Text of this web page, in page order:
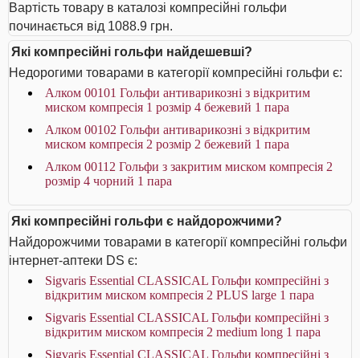
Вартість товару в каталозі компресійні гольфи
починається від 1088.9 грн.
Які компресійні гольфи найдешевші?
Недорогими товарами в категорії компресійні гольфи є:
Алком 00101 Гольфи антиварикозні з відкритим
миском компресія 1 розмір 4 бежевий 1 пара
Алком 00102 Гольфи антиварикозні з відкритим
миском компресія 2 розмір 2 бежевий 1 пара
Алком 00112 Гольфи з закритим миском компресія 2
розмір 4 чорний 1 пара
Які компресійні гольфи є найдорожчими?
Найдорожчими товарами в категорії компресійні гольфи
інтернет-аптеки DS є:
Sigvaris Essential CLASSICAL Гольфи компресійні з
відкритим миском компресія 2 PLUS large 1 пара
Sigvaris Essential CLASSICAL Гольфи компресійні з
відкритим миском компресія 2 medium long 1 пара
Sigvaris Essential CLASSICAL Гольфи компресійні з